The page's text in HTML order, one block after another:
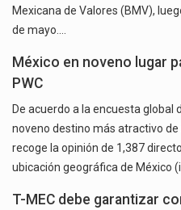
Mexicana de Valores (BMV),
de mayo.…
México en noveno lugar
PWC
De acuerdo a la encuesta global
noveno destino más atractivo
recoge la opinión de 1,387
ubicación geográfica de México
T-MEC debe garantizar